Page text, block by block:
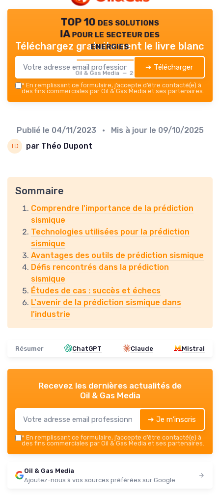
TOP 10 des solutions
IA pour le secteur des
energies
Oil & Gas Media — 2026
Téléchargez gratuitement le livre blanc
➔ Télécharger
* En remplissant ce formulaire, j’accepte d’être contacté(e) à
des fins commerciales par Oil & Gas Media et ses partenaires.
Publié le 04/11/2023 • Mis à jour le 09/10/2025
par Théo Dupont
Sommaire
Comprendre l'importance de la prédiction
sismique
Technologies utilisées pour la prédiction
sismique
Avantages des outils de prédiction sismique
Défis rencontrés dans la prédiction
sismique
Études de cas : succès et échecs
L'avenir de la prédiction sismique dans
l'industrie
Résumer ChatGPT Claude Mistral
Recevez les dernières actualités de
Oil & Gas Media
➔ Je m'inscris
* En remplissant ce formulaire, j’accepte d’être contacté(e) à
des fins commerciales par Oil & Gas Media et ses partenaires.
Oil & Gas Media
Ajoutez-nous à vos sources préférées sur Google